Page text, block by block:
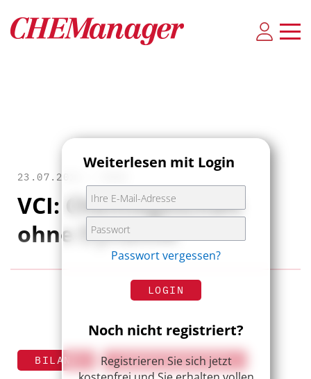
23.07.2016 •
VCI: Chemiegeschäft
ohne Dynamik
Weiterlesen mit Login
Passwort vergessen?
LOGIN
Noch nicht registriert?
Registrieren Sie sich jetzt
BILANZ CHEMIEINDUSTRIE